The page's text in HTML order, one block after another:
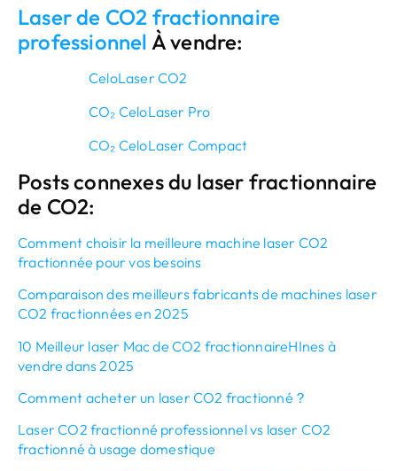
Laser de CO2 fractionnaire
professionnel À vendre:
CeloLaser CO2
CO₂ CeloLaser Pro
CO₂ CeloLaser Compact
Posts connexes du laser fractionnaire
de CO2:
Comment choisir la meilleure machine laser CO2
fractionnée pour vos besoins
Comparaison des meilleurs fabricants de machines laser
CO2 fractionnées en 2025
10 Meilleur laser Mac de CO2 fractionnaireHInes à
vendre dans 2025
Comment acheter un laser CO2 fractionné？
Laser CO2 fractionné professionnel vs laser CO2
fractionné à usage domestique